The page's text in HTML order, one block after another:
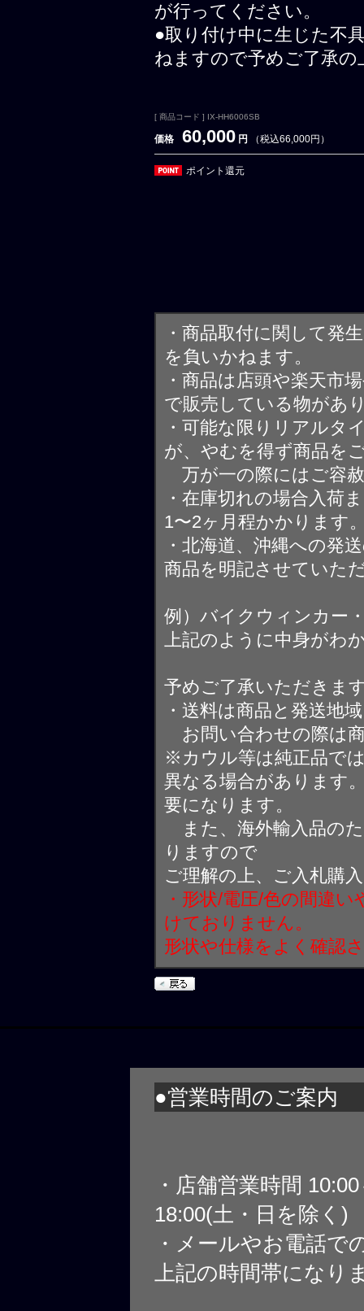
が行ってください。
●取り付け中に生じた不
ねますので予めご了承
[ 商品コード ] IX-HH6006SB
価格 60,000 円 （税込66,000円）
ポイント還元
・商品取付に関して発
を負いかねます。
・商品は店頭や楽天市
で販売している物があ
・可能な限りリアルタ
が、やむを得ず商品を
万が一の際にはご容
・在庫切れの場合入荷
1〜2ヶ月程かかります
・北海道、沖縄への発
商品を明記させていた
例）バイクウィンカー
上記のように中身がわ
予めご了承いただきま
・送料は商品と発送地
お問い合わせの際は
※カウル等は純正品で
異なる場合があります
要になります。
また、海外輸入品の
りますので
ご理解の上、ご入札購
・形状/電圧/色の間違
けておりません。
形状や仕様をよく確認
●営業時間のご案内
・店舗営業時間
18:00(土・日を除く)
・メールやお電話で
上記の時間帯になり